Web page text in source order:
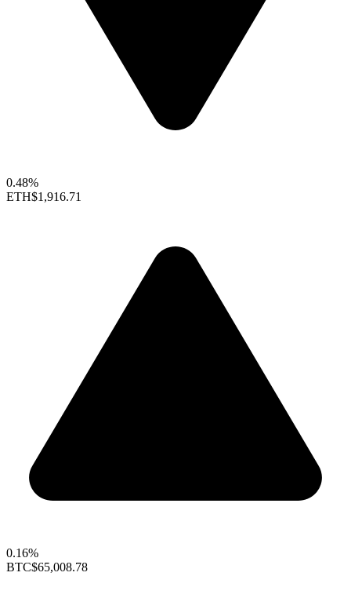
0.48%
ETH$1,916.71
0.16%
BTC$65,008.78